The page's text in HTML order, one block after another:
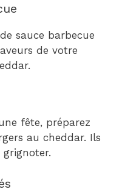
sauce barbecue
de votre
fête, préparez
au cheddar. Ils